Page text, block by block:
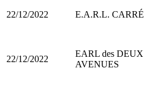
22/12/2022 E.A.R.L. CARRÉ
22/12/2022
EARL des DEUX
AVENUES